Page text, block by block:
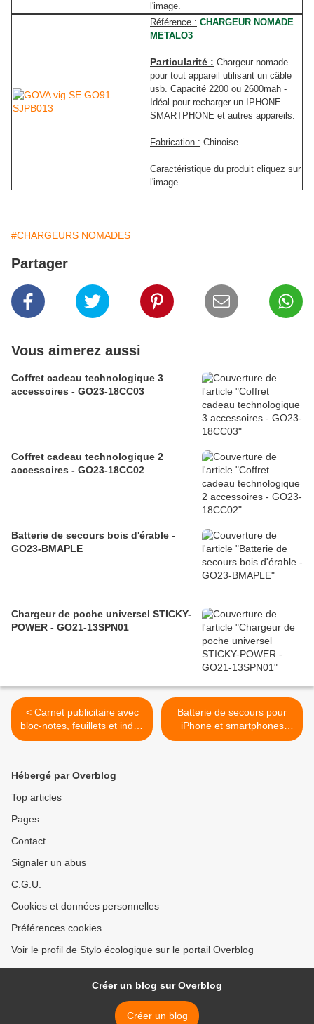
l'image.
Référence : CHARGEUR NOMADE
METALO3
Particularité : Chargeur nomade
pour tout appareil utilisant un câble
usb. Capacité 2200 ou 2600mah -
Idéal pour recharger un IPHONE
SMARTPHONE et autres appareils.
Fabrication : Chinoise.
Caractéristique du produit cliquez sur
l'image.
#CHARGEURS NOMADES
Partager
Vous aimerez aussi
Coffret cadeau technologique 3
accessoires - GO23-18CC03
Coffret cadeau technologique 2
accessoires - GO23-18CC02
Batterie de secours bois d'érable -
GO23-BMAPLE
Chargeur de poche universel STICKY-
POWER - GO21-13SPN01
< Carnet publicitaire avec
bloc-notes, feuillets et index
adhésifs, stylo
Batterie de secours pour
iPhone et smartphones
METALO2 >
Hébergé par Overblog
Top articles
Pages
Contact
Signaler un abus
C.G.U.
Cookies et données personnelles
Préférences cookies
Voir le profil de Stylo écologique sur le portail Overblog
Créer un blog sur Overblog
Créer un blog